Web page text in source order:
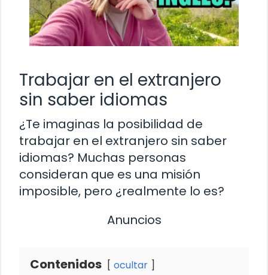
Trabajar en el extranjero
sin saber idiomas
¿Te imaginas la posibilidad de
trabajar en el extranjero sin saber
idiomas? Muchas personas
consideran que es una misión
imposible, pero ¿realmente lo es?
Anuncios
Contenidos ocultar